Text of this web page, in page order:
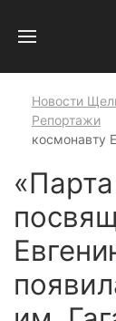
Новости
Репортажи
космонавту